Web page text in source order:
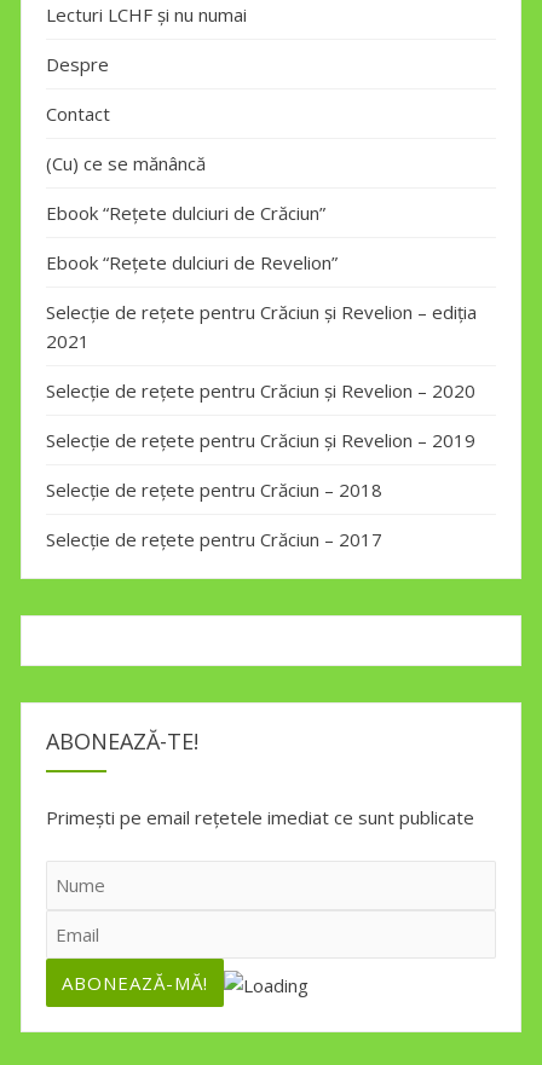
Lecturi LCHF și nu numai
Despre
Contact
(Cu) ce se mănâncă
Ebook “Rețete dulciuri de Crăciun”
Ebook “Rețete dulciuri de Revelion”
Selecție de rețete pentru Crăciun și Revelion – ediția
2021
Selecție de rețete pentru Crăciun și Revelion – 2020
Selecție de rețete pentru Crăciun și Revelion – 2019
Selecție de rețete pentru Crăciun – 2018
Selecție de rețete pentru Crăciun – 2017
ABONEAZĂ-TE!
Primești pe email rețetele imediat ce sunt publicate